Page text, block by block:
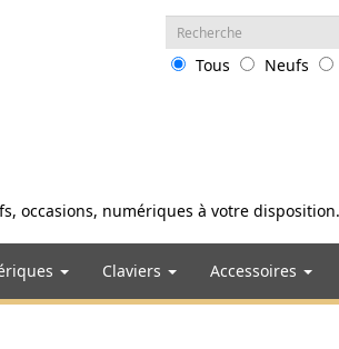
occasions, numériques à votre disposition.
Recherche
:
Tous
Neufs
Claviers Accessoires